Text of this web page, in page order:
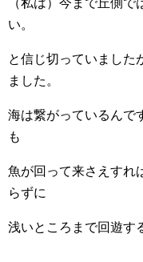
（私は）今まで丘側
い。
と信じ切っていました
ました。
海は繋がっているんで
も
魚が回って来さえすれ
らずに
浅いところまで回遊す